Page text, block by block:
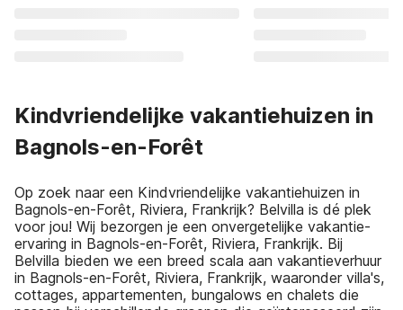
Kindvriendelijke vakantiehuizen in
Bagnols-en-Forêt
Op zoek naar een Kindvriendelijke vakantiehuizen in
Bagnols-en-Forêt, Riviera, Frankrijk? Belvilla is dé plek
voor jou! Wij bezorgen je een onvergetelijke vakantie-
ervaring in Bagnols-en-Forêt, Riviera, Frankrijk. Bij
Belvilla bieden we een breed scala aan vakantieverhuur
in Bagnols-en-Forêt, Riviera, Frankrijk, waaronder villa's,
cottages, appartementen, bungalows en chalets die